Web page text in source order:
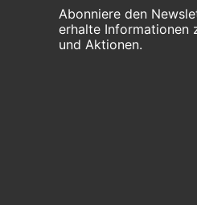
Abonniere den
erhalte Informationen
und Aktionen.